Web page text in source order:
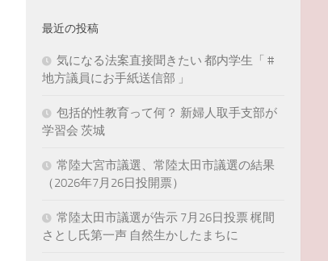
最近の投稿
気になる法案直接聞きたい 都内学生「 #
地方議員にお手紙送信部 」
包括的性教育って何？ 新婦人取手支部が
学習会 茨城
常陸大宮市議選、常陸太田市議選の結果
（2026年7月26日投開票）
常陸太田市議選が告示 7月26日投票 梶間
さとし氏第一声 自然生かしたまちに